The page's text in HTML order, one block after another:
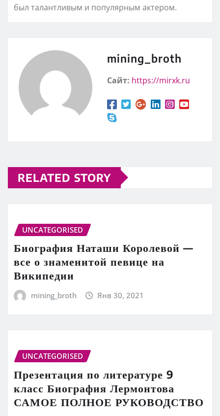
был талантливым и популярным актером.
mining_broth
Сайт: https://mirxk.ru
RELATED STORY
UNCATEGORISED
Биография Наташи Королевой —
все о знаменитой певице на
Википедии
mining_broth Янв 30, 2021
UNCATEGORISED
Презентация по литературе 9
класс Биография Лермонтова
САМОЕ ПОЛНОЕ РУКОВОДСТВО